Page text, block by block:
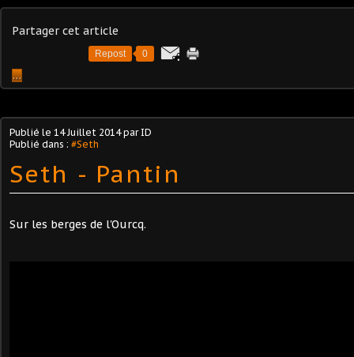
Partager cet article
Repost 0
…
Publié le 14 Juillet 2014par ID
Publié dans : #Seth
Seth - Pantin
Sur les berges de l'Ourcq.